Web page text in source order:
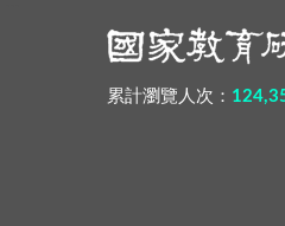
累計瀏覽人次：